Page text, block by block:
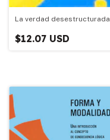
La verdad desestructurada
$12.07 USD